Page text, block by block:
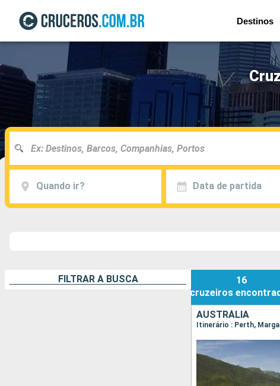
Destinos
Quando ir? Data de partida
FILTRAR A BUSCA
16
cruzeiros
AUSTRÁLIA
Itinerário : Perth,